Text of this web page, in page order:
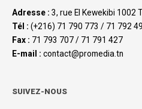
Adresse : 3, rue El Kewekibi 1002
Tél : (+216) 71 790 773 / 71 792
Fax : 71 793 707 / 71 791 427
E-mail : contact@promedia.tn
SUIVEZ-NOUS